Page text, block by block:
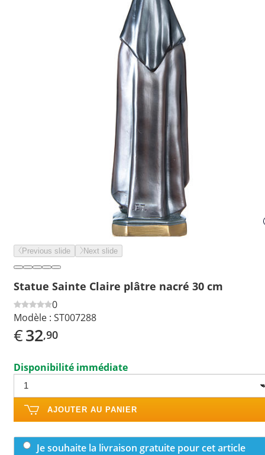
Previous slide Next slide
Statue Sainte Claire plâtre nacré 30 cm
0
Modèle : ST007288
€32,90
Disponibilité immédiate
AJOUTER AU PANIER
Je souhaite la livraison gratuite pour cet article